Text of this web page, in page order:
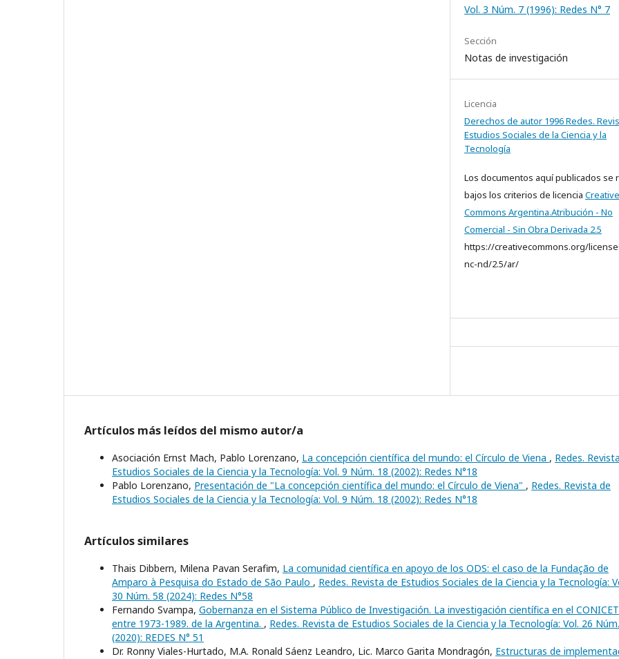
Vol. 3 Núm. 7 (1996): Redes N° 7
Sección
Notas de investigación
Licencia
Derechos de autor 1996 Redes.
Estudios Sociales de la Ciencia y la
Tecnología
Los documentos aquí publicados se
bajos los criterios de licencia Creative
Commons Argentina.Atribución - No
Comercial - Sin Obra Derivada 2.5
https://creativecommons.org/
nc-nd/2.5/ar/
Artículos más leídos del mismo autor/a
Asociación Ernst Mach, Pablo Lorenzano, La concepción científica del mundo: el Círculo de Viena , Redes.
Estudios Sociales de la Ciencia y la Tecnología: Vol. 9 Núm. 18 (2002): Redes N°18
Pablo Lorenzano, Presentación de "La concepción científica del mundo: el Círculo de Viena" , Redes. Revista de
Estudios Sociales de la Ciencia y la Tecnología: Vol. 9 Núm. 18 (2002): Redes N°18
Artículos similares
Thais Dibbern, Milena Pavan Serafim, La comunidad científica en apoyo de los ODS: el caso de la Fundação de
Amparo à Pesquisa do Estado de São Paulo , Redes. Revista de Estudios Sociales de la Ciencia y la Tecnología:
30 Núm. 58 (2024): Redes N°58
Fernando Svampa, Gobernanza en el Sistema Público de Investigación. La investigación científica en el CONICET
entre 1973-1989. de la Argentina. , Redes. Revista de Estudios Sociales de la Ciencia y la Tecnología: Vol. 26
(2020): REDES N° 51
Dr. Ronny Viales-Hurtado, M.A. Ronald Sáenz Leandro, Lic. Marco Garita Mondragón, Estructuras de